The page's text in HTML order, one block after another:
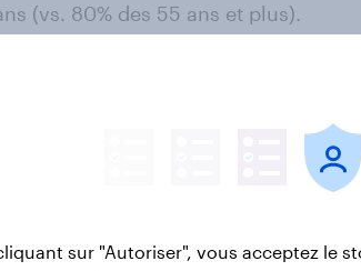
(vs. 80% des 55 ans et plus).
km
la fin de la limitation de
déclarent que cette fin de limitation
les 18-24 ans semblent plus
55 ans et plus).
sur "Autoriser", vous acceptez le